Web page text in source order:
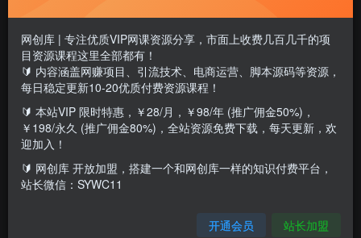
高德地图开始撒钱了，目前知道这个项目的人还不多，所以
做单相对容易。为了鼓励大家积极参与，高德地图提供了丰
厚的奖励：每获得一条优质评论，就能得到10张达人卡，每
网创库 | 专注优质VIP网课资源分享，市面上收费几百几千的项
目资源课程这里全部都有！
🔰 内容涵盖网赚项目、引流技术、电商运营、脚本源码等资源，
每日稳定更新10-20优质付费资源课程！
🔰 本站VIP 限时特惠，￥28/月，￥98/年 (推广佣金50%)，
￥198/永久 (推广佣金80%)，全站资源免费下载，每天更新，欢
迎加入！
🔰 网创库 开放加盟，搭建一个和网创库一样的知识付费平台，
站长微信：SYWC11
开通会员 站长加盟